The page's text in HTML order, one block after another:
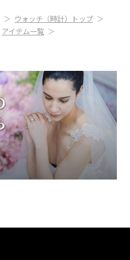
ウォッチ（時計）トップ
アイテム一覧